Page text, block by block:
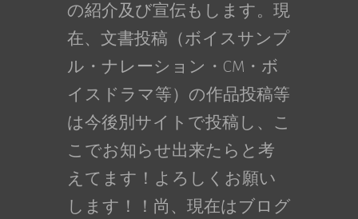
の紹介及び宣伝もします。現
在、文書投稿（ボイスサンプ
ル・ナレーション・CM・ボ
イスドラマ等）の作品投稿等
は今後別サイトで投稿し、こ
こでお知らせ出来たらと考
えてます！よろしくお願い
します！！尚、現在はブログ